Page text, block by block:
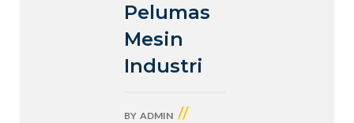
Pelumas
Mesin
Industri
BY ADMIN //